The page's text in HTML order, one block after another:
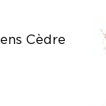
Cèdre